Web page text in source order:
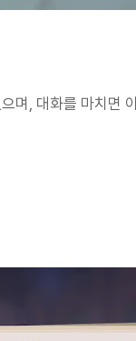
며, 대화를 마치면